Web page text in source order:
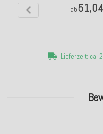
ab
Lieferzeit: ca.